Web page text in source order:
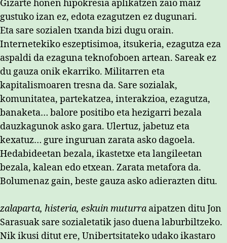
Gizarte honen hipokresia aplikatzen zaio maiz
gustuko izan ez, edota ezagutzen ez dugunari.
Eta sare sozialen txanda bizi dugu orain.
Internetekiko eszeptisimoa, itsukeria, ezagutza eza
aspaldi da ezaguna teknofoboen artean. Sareak ez
du gauza onik ekarriko. Militarren eta
kapitalismoaren tresna da. Sare sozialak,
komunitatea, partekatzea, interakzioa, ezagutza,
banaketa… balore positibo eta hezigarri bezala
dauzkagunok asko gara. Ulertuz, jabetuz eta
kexatuz… gure inguruan zarata asko dagoela.
Hedabideetan bezala, ikastetxe eta langileetan
bezala, kalean edo etxean. Zarata metafora da.
Bolumenaz gain, beste gauza asko adierazten ditu.
zalaparta, histeria, eskuin muturra aipatzen ditu Jon
Sarasuak sare sozialetatik jaso duena laburbiltzeko.
Nik ikusi ditut ere, Unibertsitateko udako ikastaro